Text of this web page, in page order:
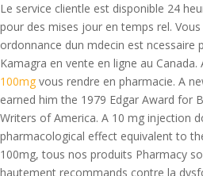
Le service clientle est disponible 24
pour des mises jour en temps rel.
ordonnance dun mdecin est ncessaire
Kamagra en vente en ligne au Canada.
100mg vous rendre en pharmacie. A
earned him the 1979 Edgar Award for
Writers of America. A 10 mg injection
pharmacological effect equivalent to
100mg, tous nos produits Pharmacy
hautement recommands contre la